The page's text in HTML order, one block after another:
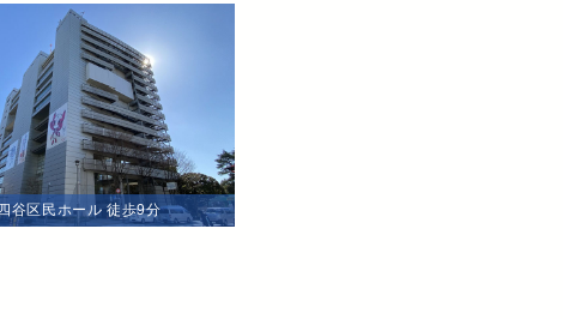
谷区民ホール 徒歩9分